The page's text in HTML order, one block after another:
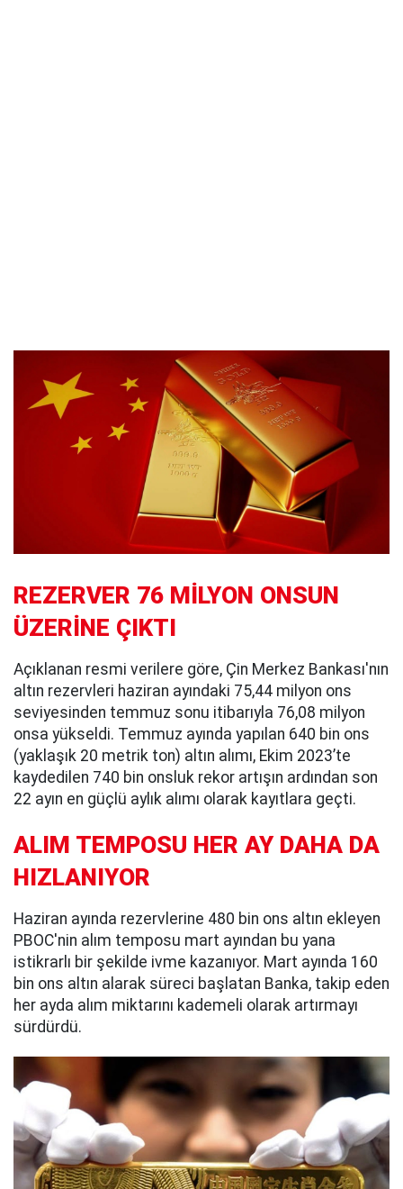
REZERVER 76 MİLYON ONSUN
ÜZERİNE ÇIKTI
Açıklanan resmi verilere göre, Çin Merkez Bankası'nın
altın rezervleri haziran ayındaki 75,44 milyon ons
seviyesinden temmuz sonu itibarıyla 76,08 milyon
onsa yükseldi. Temmuz ayında yapılan 640 bin ons
(yaklaşık 20 metrik ton) altın alımı, Ekim 2023’te
kaydedilen 740 bin onsluk rekor artışın ardından son
22 ayın en güçlü aylık alımı olarak kayıtlara geçti.
ALIM TEMPOSU HER AY DAHA DA
HIZLANIYOR
Haziran ayında rezervlerine 480 bin ons altın ekleyen
PBOC'nin alım temposu mart ayından bu yana
istikrarlı bir şekilde ivme kazanıyor. Mart ayında 160
bin ons altın alarak süreci başlatan Banka, takip eden
her ayda alım miktarını kademeli olarak artırmayı
sürdürdü.